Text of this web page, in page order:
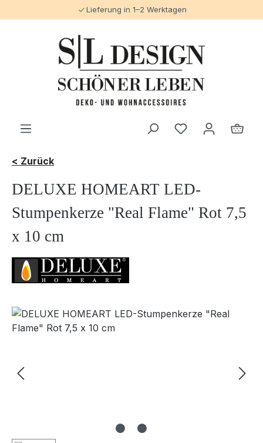
Lieferung in 1–2 Werktagen
< Zurück
DELUXE HOMEART LED-
Stumpenkerze "Real Flame" Rot 7,5
x 10 cm
Bildergalerie überspringen